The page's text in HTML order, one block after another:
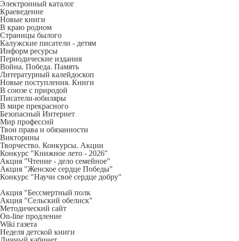
Электронный каталог
Краеведение
Новые книги
В краю родном
Страницы былого
Калужские писатели - детям
Информ ресурсы
Периодические издания
Война. Победа. Память
Литературный калейдоскоп
Новые поступления. Книги
В союзе с природой
Писатели-юбиляры
В мире прекрасного
Безопасный Интернет
Мир профессий
Твои права и обязанности
Викторины
Творчество. Конкурсы. Акции
Конкурс "Книжное лето - 2026"
Акция "Чтение - дело семейное"
Акция "Женское сердце Победы"
Конкурс "Научи своё сердце добру"
Акция "Бессмертный полк
Акция "Сельский обелиск"
Методический сайт
On-line продление
Wiki газета
Неделя детской книги